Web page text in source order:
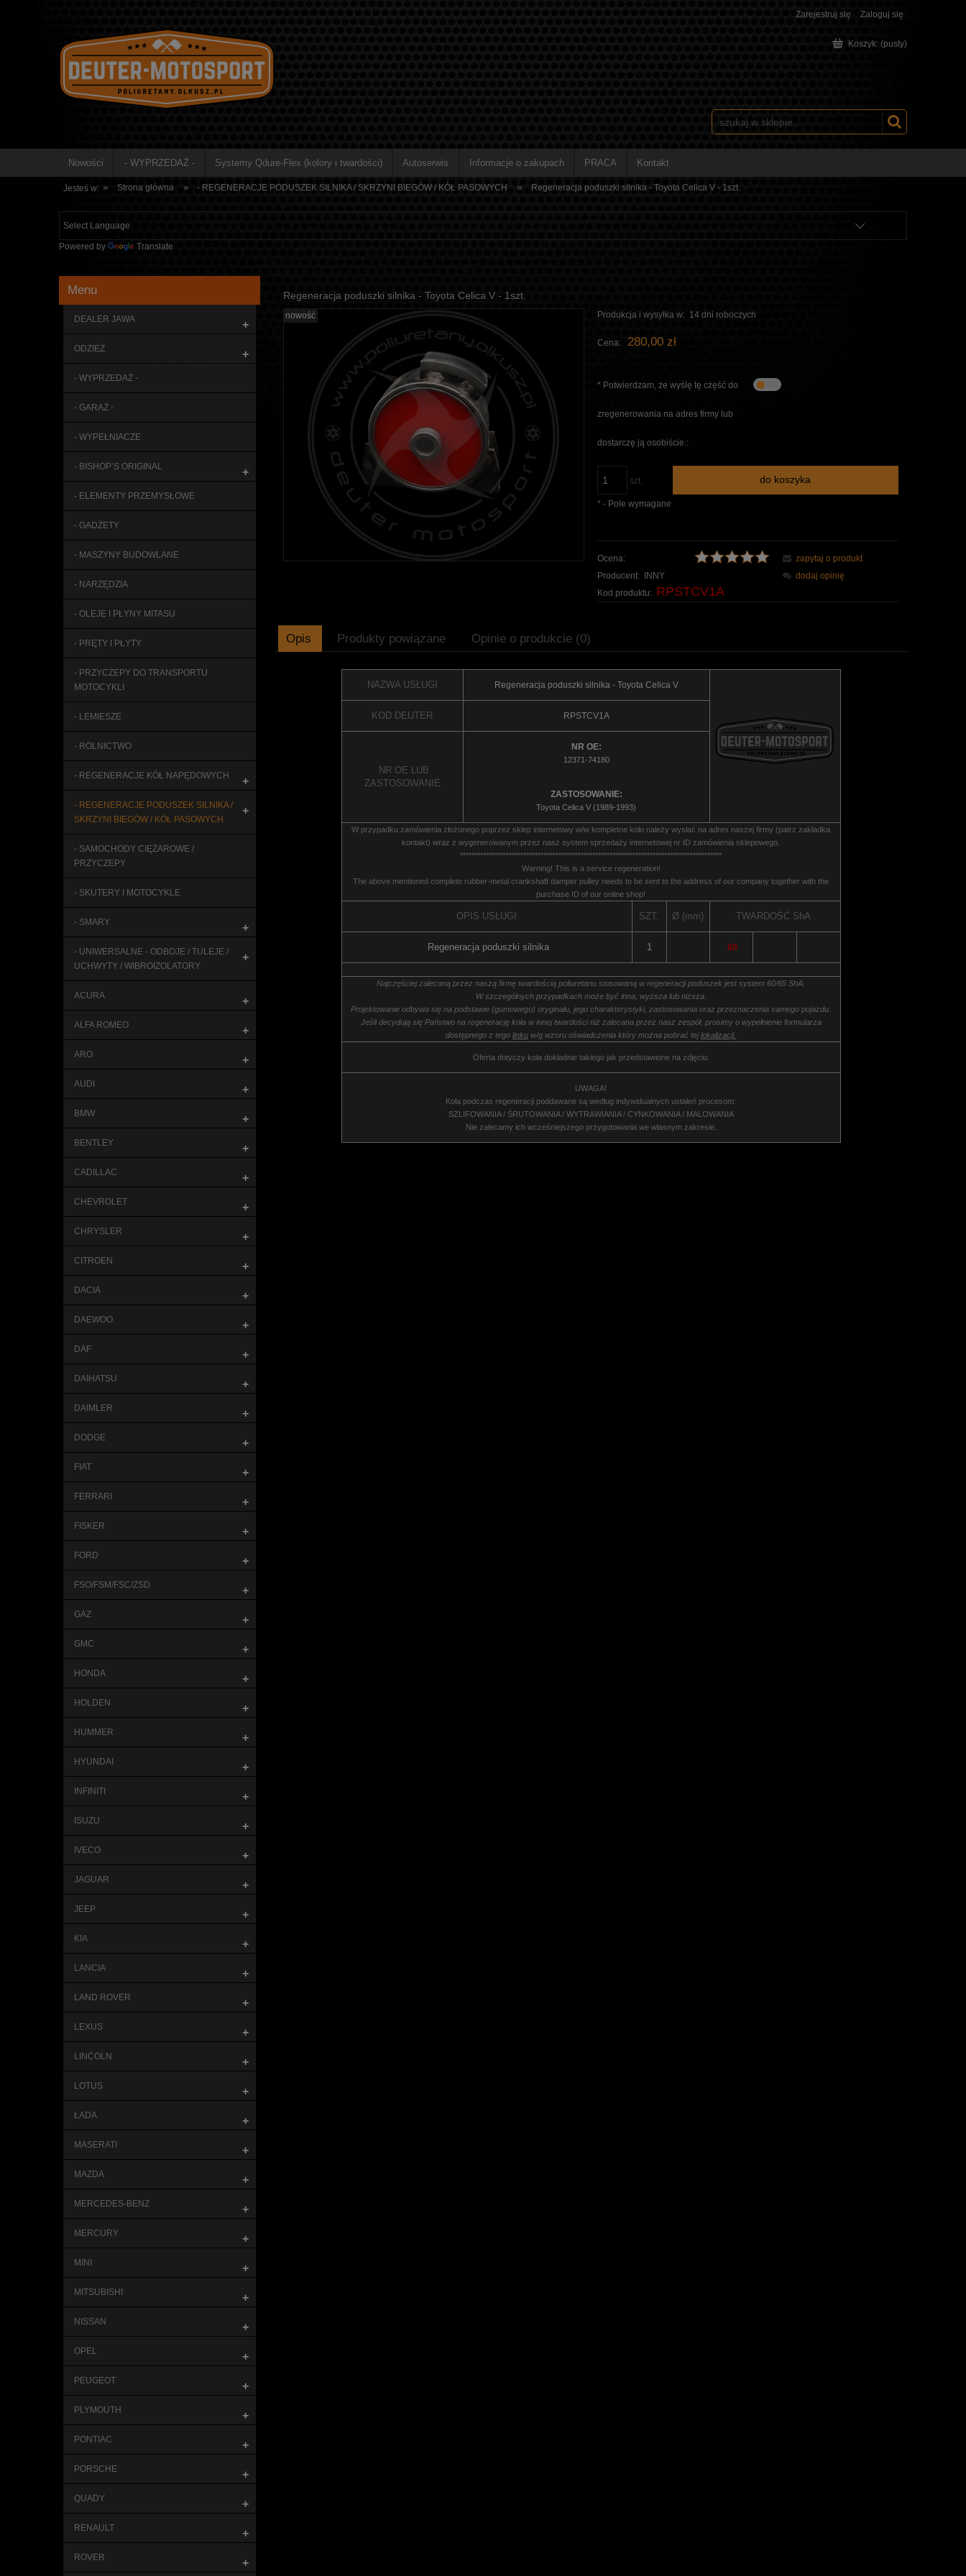
Zarejestruj się Zaloguj się
Koszyk: (pusty)
Nowości - WYPRZEDAŻ - Systemy Qdure-Flex (kolory i twardości) Autoserwis Informacje o zakupach PRACA Kontakt
Jesteś w: » Strona główna » - REGENERACJE PODUSZEK SILNIKA / SKRZYNI BIEGÓW / KÓŁ PASOWYCH » Regeneracja poduszki silnika - Toyota Celica V - 1szt.
Powered by Translate
Menu
DEALER JAWA +
ODZIEŻ +
- WYPRZEDAŻ -
- GARAŻ -
- WYPEŁNIACZE
- BISHOP’S ORIGINAL +
- ELEMENTY PRZEMYSŁOWE
- GADŻETY
- MASZYNY BUDOWLANE
- NARZĘDZIA
- OLEJE I PŁYNY MITASU
- PRĘTY I PŁYTY
- PRZYCZEPY DO TRANSPORTU
MOTOCYKLI
- LEMIESZE
- ROLNICTWO
- REGENERACJE KÓŁ NAPĘDOWYCH +
- REGENERACJE PODUSZEK SILNIKA /
SKRZYNI BIEGÓW / KÓŁ PASOWYCH
+
- SAMOCHODY CIĘŻAROWE /
PRZYCZEPY
- SKUTERY I MOTOCYKLE
- SMARY +
- UNIWERSALNE - ODBOJE / TULEJE /
UCHWYTY / WIBROIZOLATORY
+
ACURA +
ALFA ROMEO +
ARO +
AUDI +
BMW +
BENTLEY +
CADILLAC +
CHEVROLET +
CHRYSLER +
CITROEN +
DACIA +
DAEWOO +
DAF +
DAIHATSU +
DAIMLER +
DODGE +
FIAT +
FERRARI +
FISKER +
FORD +
FSO/FSM/FSC/ZSD +
GAZ +
GMC +
HONDA +
HOLDEN +
HUMMER +
HYUNDAI +
INFINITI +
ISUZU +
IVECO +
JAGUAR +
JEEP +
KIA +
LANCIA +
LAND ROVER +
LEXUS +
LINCOLN +
LOTUS +
ŁADA +
MASERATI +
MAZDA +
MERCEDES-BENZ +
MERCURY +
MINI +
MITSUBISHI +
NISSAN +
OPEL +
PEUGEOT +
PLYMOUTH +
PONTIAC +
PORSCHE +
QUADY +
RENAULT +
ROVER +
Regeneracja poduszki silnika - Toyota Celica V - 1szt.
nowość Produkcja i wysyłka w: 14 dni roboczych
Cena: 280,00 zł
* Potwierdzam, że wyślę tę część do
zregenerowania na adres firmy lub
dostarczę ją osobiście.:
szt. do koszyka
* - Pole wymagane
Ocena:
Producent:
INNY
Kod produktu: RPSTCV1A
zapytaj o produkt
dodaj opinię
Opis Produkty powiązane Opinie o produkcie (0)
NAZWA USŁUGI Regeneracja poduszki silnika - Toyota Celica V
KOD DEUTER RPSTCV1A
NR OE LUB
ZASTOSOWANIE
NR OE:
12371-74180
ZASTOSOWANIE:
Toyota Celica V (1989-1993)
W przypadku zamówienia złożonego poprzez sklep internetowy w/w kompletne koło należy wysłać na adres naszej firmy (patrz zakładka
kontakt) wraz z wygenerowanym przez nasz system sprzedaży internetowej nr ID zamówienia sklepowego.
*******************************************************************************************
Warning! This is a service regeneration!
The above mentioned complete rubber-metal crankshaft damper pulley needs to be sent to the address of our company together with the
purchase ID of our online shop!
OPIS USŁUGI SZT. Ø (mm) TWARDOŚĆ ShA
Regeneracja poduszki silnika 1 60
Najczęściej zalecaną przez naszą firmę twardością poliuretanu stosowaną w regeneracji poduszek jest system 60/65 ShA.
W szczególnych przypadkach może być inna, wyższa lub niższa.
Projektowanie odbywa się na podstawie (gumowego) oryginału, jego charakterystyki, zastosowania oraz przeznaczenia samego pojazdu.
Jeśli decydują się Państwo na regenerację koła w innej twardości niż zalecana przez nasz zespół, prosimy o wypełnienie formularza
dostępnego z tego linku w/g wzoru oświadczenia który można pobrać tejlokalizacji.
Oferta dotyczy koła dokładnie takiego jak przedstawione na zdjęciu.
UWAGA!
Koła podczas regeneracji poddawane są według indywidualnych ustaleń procesom:
SZLIFOWANIA / ŚRUTOWANIA / WYTRAWIANIA / CYNKOWANIA / MALOWANIA
Nie zalecamy ich wcześniejszego przygotowania we własnym zakresie.